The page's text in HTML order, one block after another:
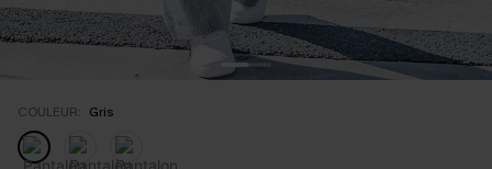
COULEUR: Gris